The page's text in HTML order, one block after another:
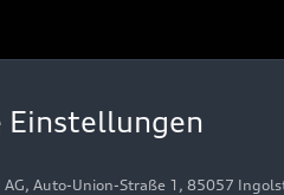
Videos
Einstellungen
AG, Auto-Union-Straße 1, 85057